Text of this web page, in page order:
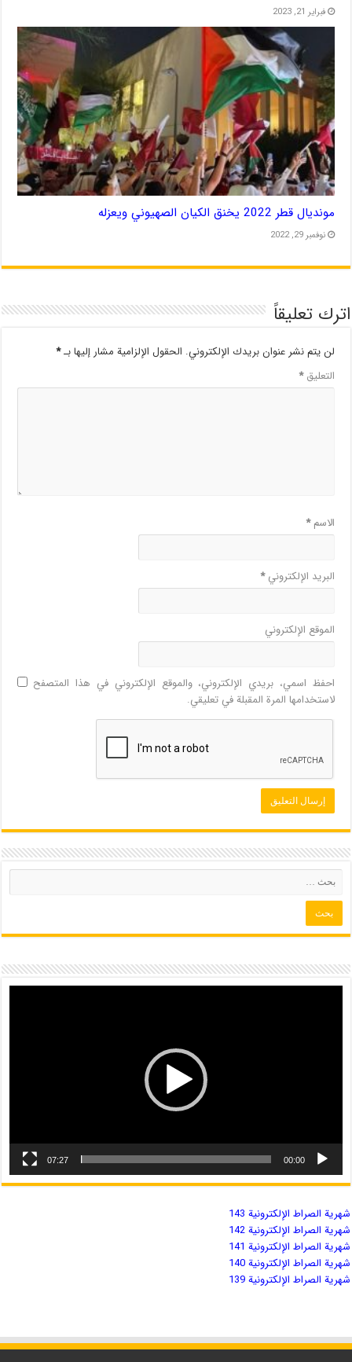
فبراير 21, 2023
مونديال قطر 2022 يخنق الكيان الصهيوني ويعزله
نوفمبر 29, 2022
اترك تعليقاً
لن يتم نشر عنوان بريدك الإلكتروني. الحقول الإلزامية مشار إليها بـ*
التعليق*
الاسم*
البريد الإلكتروني*
الموقع الإلكتروني
احفظ اسمي، بريدي الإلكتروني، والموقع الإلكتروني في هذا المتصفح
لاستخدامها المرة المقبلة في تعليقي.
00:00
07:27
شهریة الصراط الإلكترونية 143
شهریة الصراط الإلكترونية 142
شهریة الصراط الإلكترونية 141
شهریة الصراط الإلكترونية 140
شهریة الصراط الإلكترونية 139